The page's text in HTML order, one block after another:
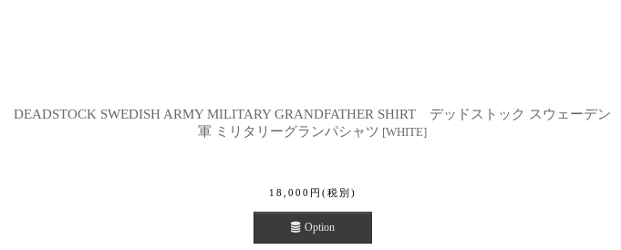
DEADSTOCK SWEDISH ARMY MILITARY GRANDFATHER SHIRT デッドストック スウェーデン
軍 ミリタリーグランパシャツ [WHITE]
18,000 円 (税別)
Option